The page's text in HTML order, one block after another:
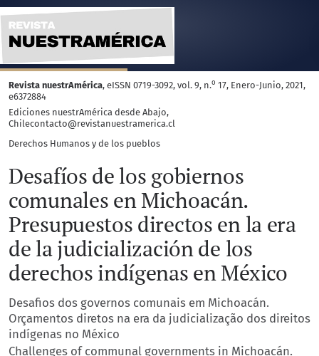
Desafíos de los gobiernos comunales en Michoacán.
Revista nuestrAmérica, eISSN 0719-3092, vol. 9, n.o 17, Enero-Junio, 2021,
e6372884
Ediciones nuestrAmérica desde Abajo,
Chilecontacto@revistanuestramerica.cl
Derechos Humanos y de los pueblos
Desafíos de los gobiernos
comunales en Michoacán.
Presupuestos directos en la era
de la judicialización de los
derechos indígenas en México
Desafios dos governos comunais em Michoacán.
Orçamentos diretos na era da judicialização dos direitos
indígenas no México
Challenges of communal governments in Michoacán.